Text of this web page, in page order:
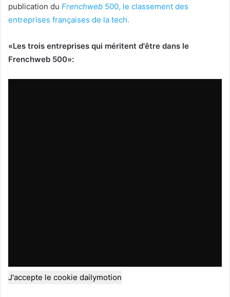
publication du Frenchweb 500, le classement des
entreprises françaises de la tech.
«Les trois entreprises qui méritent d'être dans le
Frenchweb 500»:
J'accepte le cookie dailymotion